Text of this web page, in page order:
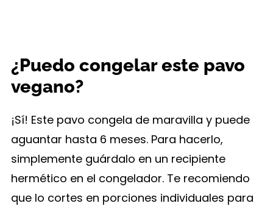
¿Puedo congelar este pavo
vegano?
¡Sí! Este pavo congela de maravilla y puede
aguantar hasta 6 meses. Para hacerlo,
simplemente guárdalo en un recipiente
hermético en el congelador. Te recomiendo
que lo cortes en porciones individuales para